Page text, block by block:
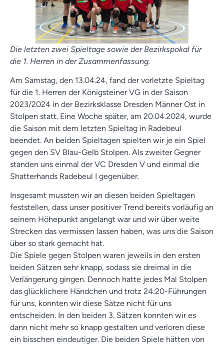
Die letzten zwei Spieltage sowie der Bezirkspokal für
die 1. Herren in der Zusammenfassung.
Am Samstag, den 13.04.24, fand der vorletzte Spieltag
für die 1. Herren der Königsteiner VG in der Saison
2023/2024 in der Bezirksklasse Dresden Männer Ost in
Stolpen statt. Eine Woche später, am 20.04.2024, wurde
die Saison mit dem letzten Spieltag in Radebeul
beendet. An beiden Spieltagen spielten wir je ein Spiel
gegen den SV Blau-Gelb Stolpen. Als zweiter Gegner
standen uns einmal der VC Dresden V und einmal die
Shatterhands Radebeul I gegenüber.
Insgesamt mussten wir an diesen beiden Spieltagen
feststellen, dass unser positiver Trend bereits vorläufig an
seinem Höhepunkt angelangt war und wir über weite
Strecken das vermissen lassen haben, was uns die Saison
über so stark gemacht hat.
Die Spiele gegen Stolpen waren jeweils in den ersten
beiden Sätzen sehr knapp, sodass sie dreimal in die
Verlängerung gingen. Dennoch hatte jedes Mal Stolpen
das glücklichere Händchen und trotz 24:20-Führungen
für uns, konnten wir diese Sätze nicht für uns
entscheiden. In den beiden 3. Sätzen konnten wir es
dann nicht mehr so knapp gestalten und verloren diese
ein bisschen eindeutiger. Die beiden Spiele hätten von